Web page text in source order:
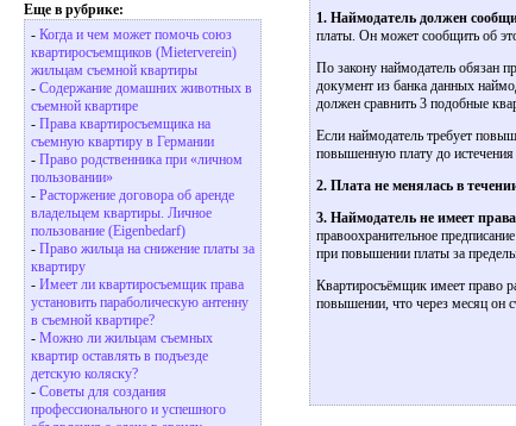
Еще в рубрике:
- Когда и чем может помочь союз
квартиросъемщиков (Mieterverein)
жильцам съемной квартиры
- Содержание домашних животных в
съемной квартире
- Права квартиросъемщика на
съемную квартиру в Германии
- Право родственника при «личном
пользовании»
- Расторжение договора об аренде
владельцем квартиры. Личное
пользование (Eigenbedarf)
- Право жильца на снижение платы за
квартиру
- Имеет ли квартиросъемщик права
установить параболическую антенну
в съемной квартире?
- Можно ли жильцам съемных
квартир оставлять в подъезде
детскую коляску?
- Советы для создания
профессионального и успешного
1. Наймодатель должен
платы. Он может сообщить об
По закону наймодатель обязан
документ из банка данных
должен сравнить 3 подобные
Если наймодатель требует
повышенную плату до истечения
2. Плата не менялась в
3. Наймодатель не имеет права
правоохранительное
при повышении платы за
Квартиросъёмщик имеет право
повышении, что через месяц он